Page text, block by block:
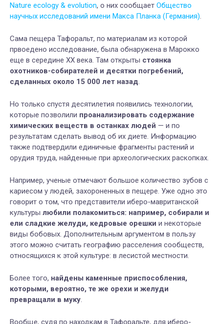
Nature ecology & evolution, о них сообщает Общество
научных исследований имени Макса Планка (Германия).
Сама пещера Тафоральт, по материалам из которой
првоедено исследование, была обнаружена в Марокко
еще в середине ХХ века. Там открыты стоянка
охотников-собирателей и десятки погребений,
сделанных около 15 000 лет назад.
Но только спустя десятилетия появились технологии,
которые позволили проанализировать содержание
химических веществ в останках людей — и по
результатам сделать вывод об их диете. Информацию
также подтвердили единичные фрагменты растений и
орудия труда, найденные при археологических раскопках.
Например, ученые отмечают большое количество зубов с
кариесом у людей, захороненных в пещере. Уже одно это
говорит о том, что представители иберо-мавританской
культуры любили полакомиться: например, собирали и
ели сладкие желуди, кедровые орешки и некоторые
виды бобовых. Дополнительным аргументом в пользу
этого можно считать географию расселения сообществ,
относящихся к этой культуре: в лесистой местности.
Более того, найдены каменные приспособления,
которыми, вероятно, те же орехи и желуди
превращали в муку.
Вообще, судя по находкам в Тафоральте, для иберо-